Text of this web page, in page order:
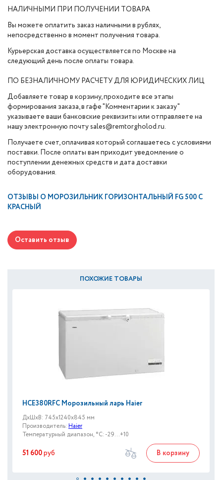
НАЛИЧНЫМИ ПРИ ПОЛУЧЕНИИ ТОВАРА
Вы можете оплатить заказ наличными в рублях,
непосредственно в момент получения товара.
Курьерская доставка осуществляется по Москве на
следующий день после оплаты товара.
ПО БЕЗНАЛИЧНОМУ РАСЧЕТУ ДЛЯ ЮРИДИЧЕСКИХ ЛИЦ
Добавляете товар в корзину, проходите все этапы
формирования заказа, в гафе "Комментарии к заказу"
указываете ваши банковские реквизиты или отправляете на
нашу электронную почту sales@remtorgholod.ru.
Получаете счет, оплачивая который соглашаетесь с условиями
поставки. После оплаты вам приходит уведомление о
поступлении денежных средств и дата доставки
оборудования.
ОТЗЫВЫ О МОРОЗИЛЬНИК ГОРИЗОНТАЛЬНЫЙ FG 500 C
КРАСНЫЙ
Оставить отзыв
ПОХОЖИЕ ТОВАРЫ
HCE380RFC Морозильный ларь Haier
ДxШxВ: 745x1240x845 мм
Производитель: Haier
Температурный диапазон, °C: -29...+10
51 600руб В корзину